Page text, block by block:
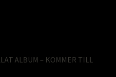
ALBUM – KOMMER TILL